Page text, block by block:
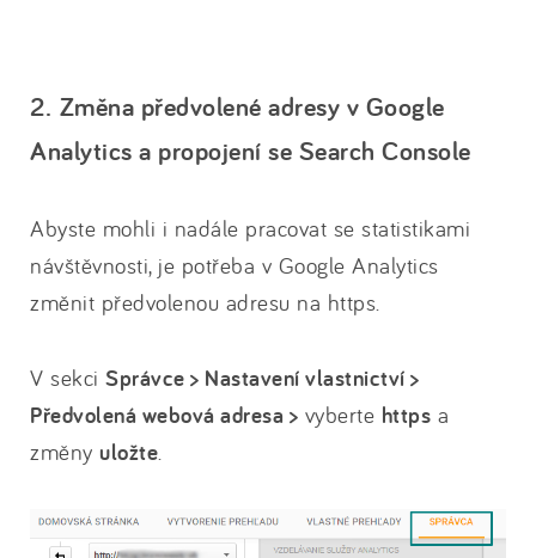
2. Změna předvolené adresy v Google
Analytics a propojení se Search Console
Abyste mohli i nadále pracovat se statistikami
návštěvnosti, je potřeba v Google Analytics
změnit předvolenou adresu na https.
V sekci Správce > Nastavení vlastnictví >
Předvolená webová adresa > vyberte https a
změny uložte.